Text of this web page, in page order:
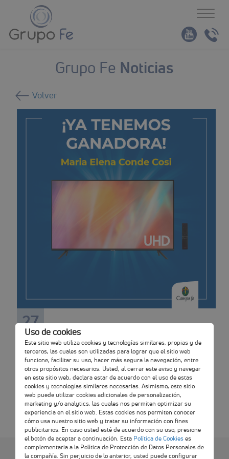
Grupo Fe Noticias
Volver
27
Ene
Campo Fe Premia tu Puntualidad y
Esfuerzo ¡FELICITACIONES AL
GANADOR!
Sorteo realizado el 24 de enero del 2023
Términos y condiciones
Política de
Uso de cookies
Este sitio web utiliza cookies y tecnologías similares, propias y de
terceros, las cuales son utilizadas para lograr que el sitio web
funcione, facilitar su uso, hacer más segura la navegación, entre
otros propósitos necesarios. Usted, al cerrar este aviso y navegar
en este sitio web, declara estar de acuerdo con el uso de estas
cookies y tecnologías similares necesarias. Asimismo, este sitio
web puede utilizar cookies adicionales de personalización,
marketing y/o analytics, las cuales nos permiten optimizar su
experiencia en el sitio web. Estas cookies nos permiten conocer
cómo usa nuestro sitio web y tratar su información con fines
publicitarios. En caso usted esté de acuerdo con su uso, presione
el botón de aceptar a continuación. Esta Política de Cookies es
complementaria a la Política de Protección de Datos Personales de
la compañía. Sin perjuicio de lo anterior, usted puede configurar